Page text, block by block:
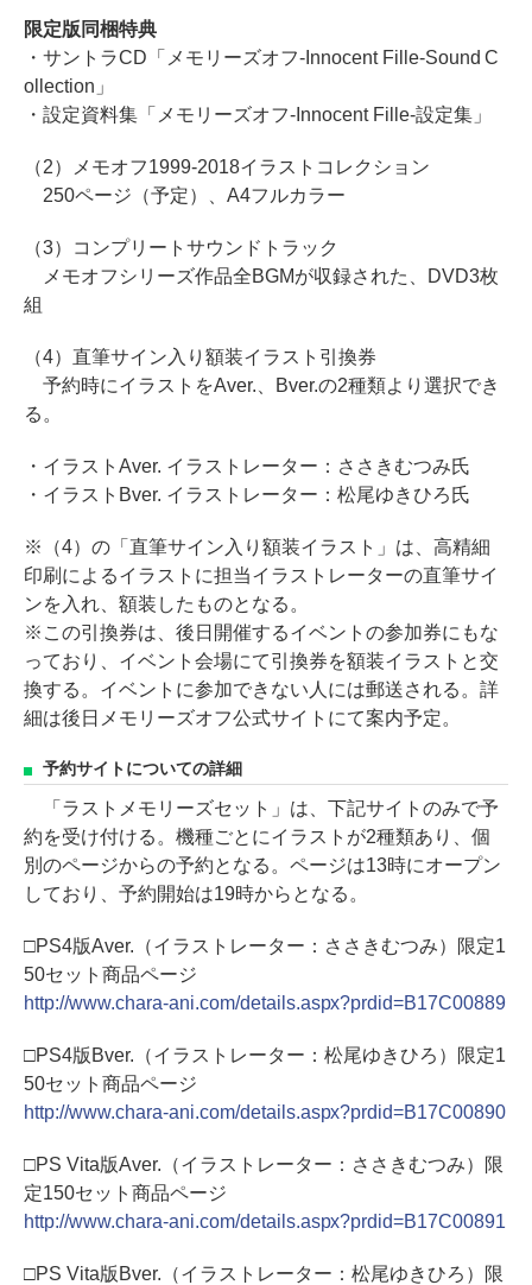
限定版同梱特典
・サントラCD「メモリーズオフ-Innocent Fille-Sound C
ollection」
・設定資料集「メモリーズオフ-Innocent Fille-設定集」
（2）メモオフ1999-2018イラストコレクション
250ページ（予定）、A4フルカラー
（3）コンプリートサウンドトラック
メモオフシリーズ作品全BGMが収録された、DVD3枚
組
（4）直筆サイン入り額装イラスト引換券
予約時にイラストをAver.、Bver.の2種類より選択でき
る。
・イラストAver. イラストレーター：ささきむつみ氏
・イラストBver. イラストレーター：松尾ゆきひろ氏
※（4）の「直筆サイン入り額装イラスト」は、高精細
印刷によるイラストに担当イラストレーターの直筆サイ
ンを入れ、額装したものとなる。
※この引換券は、後日開催するイベントの参加券にもな
っており、イベント会場にて引換券を額装イラストと交
換する。イベントに参加できない人には郵送される。詳
細は後日メモリーズオフ公式サイトにて案内予定。
予約サイトについての詳細
「ラストメモリーズセット」は、下記サイトのみで予
約を受け付ける。機種ごとにイラストが2種類あり、個
別のページからの予約となる。ページは13時にオープン
しており、予約開始は19時からとなる。
□PS4版Aver.（イラストレーター：ささきむつみ）限定1
50セット商品ページ
http://www.chara-ani.com/details.aspx?prdid=B17C00889
□PS4版Bver.（イラストレーター：松尾ゆきひろ）限定1
50セット商品ページ
http://www.chara-ani.com/details.aspx?prdid=B17C00890
□PS Vita版Aver.（イラストレーター：ささきむつみ）限
定150セット商品ページ
http://www.chara-ani.com/details.aspx?prdid=B17C00891
□PS Vita版Bver.（イラストレーター：松尾ゆきひろ）限